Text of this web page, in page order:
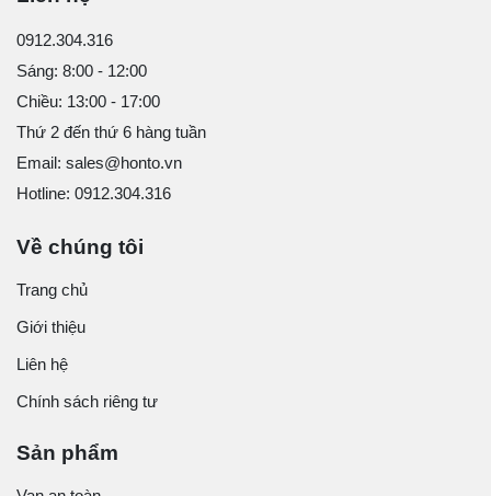
0912.304.316
Sáng: 8:00 - 12:00
Chiều: 13:00 - 17:00
Thứ 2 đến thứ 6 hàng tuần
Email: sales@honto.vn
Hotline: 0912.304.316
Về chúng tôi
Trang chủ
Giới thiệu
Liên hệ
Chính sách riêng tư
Sản phẩm